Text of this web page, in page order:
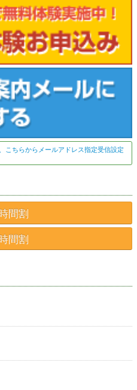
、タオル、交通費など、活
こないようにお願いいたし
クラブではその責任を負う
願いいたします。
いて
動を見学される際は、お子
お願いいたします。
隣の方のご迷惑にならない
力お願いいたします。
撮り、ホームページ・広報
載する場合があります。あ
について
よりよいクラブを作ってい
こちらからメールアドレス指定受信設定
間割
間割